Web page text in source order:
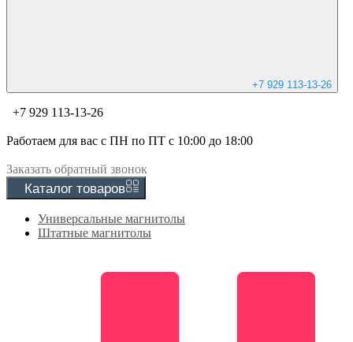
+7 929 113-13-26
+7 929 113-13-26
Работаем для вас с ПН по ПТ с 10:00 до 18:00
Заказать обратный звонок
Каталог товаров
Универсальные магнитолы
Штатные магнитолы